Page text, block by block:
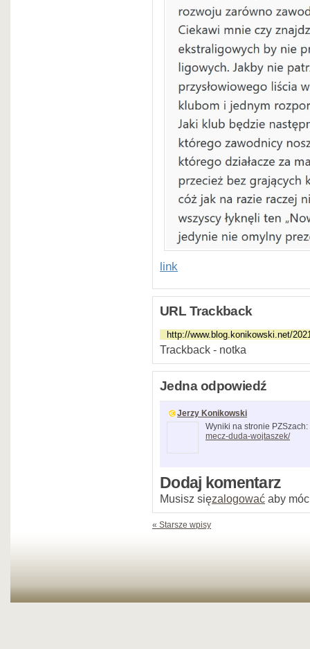
link
URL Trackback
Trackback - notka
Jedna odpowiedź
Jerzy Konikowski
Wyniki na stronie PZSzach:
mecz-duda-wojtaszek/
Dodaj komentarz
Musisz sięzalogować aby
« Starsze wpisy